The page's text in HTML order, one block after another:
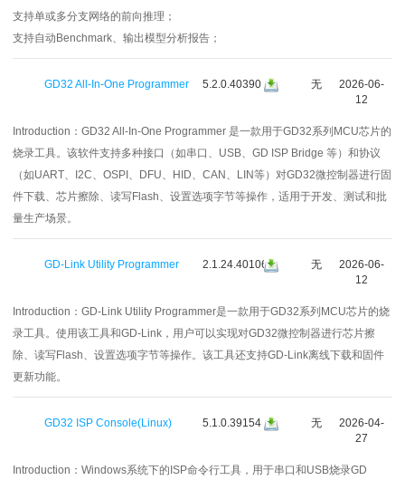
支持单或多分支网络的前向推理；
支持自动Benchmark、输出模型分析报告；
GD32 All-In-One Programmer 5.2.0.40390 无
2026-06-
12
Introduction： GD32 All-In-One Programmer 是一款用于GD32系列MCU芯片的
烧录工具。该软件支持多种接口（如串口、USB、GD ISP Bridge 等）和协议
（如UART、I2C、OSPI、DFU、HID、CAN、LIN等）对GD32微控制器进行固
件下载、芯片擦除、读写Flash、设置选项字节等操作，适用于开发、测试和批
量生产场景。
GD-Link Utility Programmer 2.1.24.40106 无
2026-06-
12
Introduction： GD-Link Utility Programmer是一款用于GD32系列MCU芯片的烧
录工具。使用该工具和GD-Link，用户可以实现对GD32微控制器进行芯片擦
除、读写Flash、设置选项字节等操作。该工具还支持GD-Link离线下载和固件
更新功能。
GD32 ISP Console(Linux) 5.1.0.39154 无
2026-04-
27
Introduction： Windows系统下的ISP命令行工具，用于串口和USB烧录GD